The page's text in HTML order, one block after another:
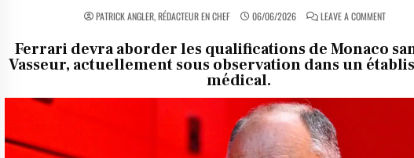
PATRICK ANGLER, RÉDACTEUR EN CHEF 06/06/2026 LEAVE A COMMENTON
LES
À
Ferrari devra aborder les qualifications de Monaco
Vasseur, actuellement sous observation dans un
médical.